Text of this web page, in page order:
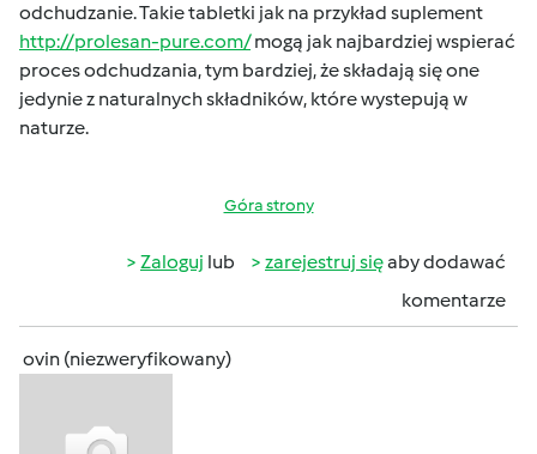
odchudzanie. Takie tabletki jak na przykład suplement
http://prolesan-pure.com/mogą jak najbardziej wspierać
proces odchudzania, tym bardziej, że składają się one
jedynie z naturalnych składników, które wystepują w
naturze.
Góra strony
Zaloguj lub zarejestruj sięaby dodawać
komentarze
ovin (niezweryfikowany)